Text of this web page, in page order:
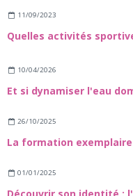
11/09/2023
Quelles activités
10/04/2026
26/10/2025
01/01/2025